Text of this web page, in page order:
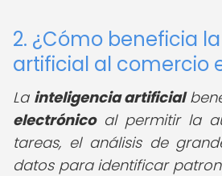
2. ¿Cómo beneficia
artificial al comercio
La inteligencia artificial
electrónicoal permitir la
tareas, el análisis de
datos para identificar